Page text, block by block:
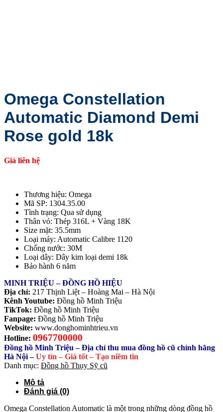
Omega Constellation
Automatic Diamond Demi
Rose gold 18k
Giá liên hệ
Thương hiệu: Omega
Mã SP: 1304.35.00
Tình trạng: Qua sử dụng
Thân vỏ: Thép 316L + Vàng 18K
Size mặt: 35.5mm
Loại máy: Automatic Calibre 1120
Chống nước: 30M
Loại dây: Dây kim loại demi 18k
Bảo hành 6 năm
MINH TRIỆU – ĐỒNG HỒ HIỆU
Địa chỉ: 217 Thịnh Liệt – Hoàng Mai – Hà Nội
Kênh Youtube: Đồng hồ Minh Triệu
TikTok: Đồng hồ Minh Triệu
Fanpage: Đồng hồ Minh Triệu
Website: www.donghominhtrieu.vn
Hotline: 0967700000
Đồng hồ Minh Triệu – Địa chỉ thu mua đồng hồ cũ chính hãng
Hà Nội–Uy tín – Giá tốt – Tạo niềm tin
Danh mục: Đồng hồ Thụy Sỹ cũ
Mô tả
Đánh giá (0)
Omega Constellation Automatic là một trong những dòng đồng hồ